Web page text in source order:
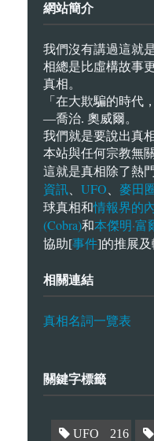
網站簡介
我們沒有講過這就
相總是比虛構故事
真相。
「在大欺騙的時代
—喬治. 奧威爾。
我們就是要說出真
本站與任何宗教無
這就是真相除了熱
資訊
UFO 麥田
球真相和情報界的
(Cobra)和本傑明·富
協助[事件]的推展及
相關連結
真相名詞一覽表
關鍵字標籤
UFO 216